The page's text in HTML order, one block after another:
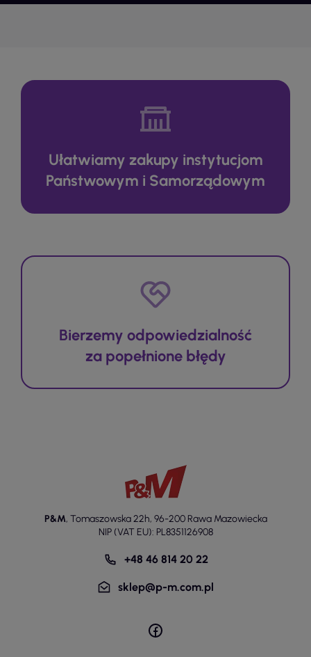
Ułatwiamy zakupy instytucjom
Państwowym i Samorządowym
Bierzemy odpowiedzialność
za popełnione błędy
P&M, Tomaszowska 22h, 96-200 Rawa Mazowiecka
NIP (VAT EU): PL8351126908
+48 46 814 20 22
sklep@p-m.com.pl